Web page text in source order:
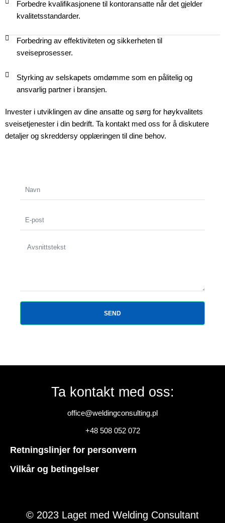
Forbedre kvalifikasjonene til kontoransatte når det gjelder
kvalitetsstandarder.
Forbedring av effektiviteten og sikkerheten til
sveiseprosesser.
Styrking av selskapets omdømme som en pålitelig og
ansvarlig partner i bransjen.
Invester i utviklingen av dine ansatte og sørg for høykvalitets
sveisetjenester i din bedrift. Ta kontakt med oss for å diskutere
detaljer og skreddersy opplæringen til dine behov.
Navn
E-
Avsnittstekst
SEND
Ta kontakt med oss:
office@weldingconsulting.pl
+48 508 052 072
Retningslinjer for personvern
Vilkår og betingelser
© 2023 Laget med Welding Consultant